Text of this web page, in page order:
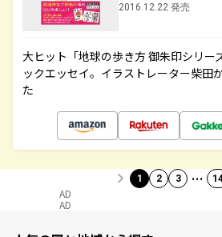
2016.12.22 発売
大ヒット「地球の歩き方 御朱印シリー
ックエッセイ。イラストレーター柴田
た
1 2 3 …
AD
AD